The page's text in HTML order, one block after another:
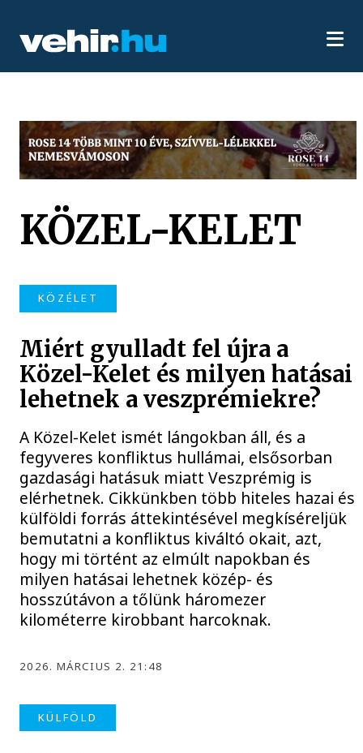
KÖZEL-KELET
KÖZÉLET
Miért gyulladt fel újra a
Közel-Kelet és milyen hatásai
lehetnek a veszprémiekre?
A Közel-Kelet ismét lángokban áll, és a
fegyveres konfliktus hullámai, elsősorban
gazdasági hatásuk miatt Veszprémig is
elérhetnek. Cikkünkben több hiteles hazai és
külföldi forrás áttekintésével megkíséreljük
bemutatni a konfliktus kiváltó okait, azt,
hogy mi történt az elmúlt napokban és
milyen hatásai lehetnek közép- és
hosszútávon a tőlünk háromezer
kilométerre kirobbant harcoknak.
2026. MÁRCIUS 2. 21:48
KÜLFÖLD